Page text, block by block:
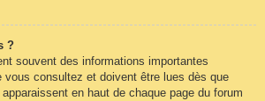
?
souvent des informations importantes
vous consultez et doivent être lues dès que
en haut de chaque page du forum